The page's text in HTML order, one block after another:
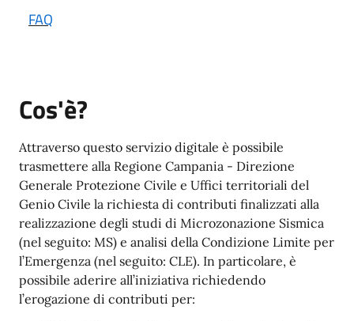
FAQ
Cos'è?
Attraverso questo servizio digitale è possibile
trasmettere alla Regione Campania - Direzione
Generale Protezione Civile e Uffici territoriali del
Genio Civile la richiesta di contributi finalizzati alla
realizzazione degli studi di Microzonazione Sismica
(nel seguito: MS) e analisi della Condizione Limite per
l’Emergenza (nel seguito: CLE). In particolare, è
possibile aderire all’iniziativa richiedendo
l’erogazione di contributi per: